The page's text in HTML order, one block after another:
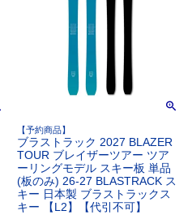
【予約商品】
ブラストラック 2027 BLAZER
TOUR ブレイザーツアー ツア
ーリングモデル スキー板 単品
(板のみ) 26-27 BLASTRACK ス
キー 日本製 ブラストラックス
キー 【L2】【代引不可】